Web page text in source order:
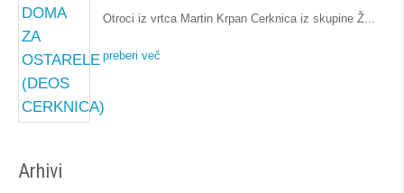
Otroci iz vrtca Martin Krpan Cerknica iz skupine Ž
preberi več
Arhivi